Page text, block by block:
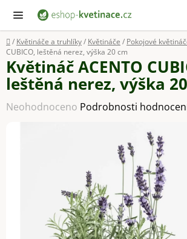
obsah
Domů
/ Květináče a truhlíky/ Květináče / Pokojové
CUBICO, leštěná nerez, výška 20 cm
Květináč ACENTO
leštěná nerez, výška
Průměrné
hvězdiček.
Neohodnoceno Podrobnosti